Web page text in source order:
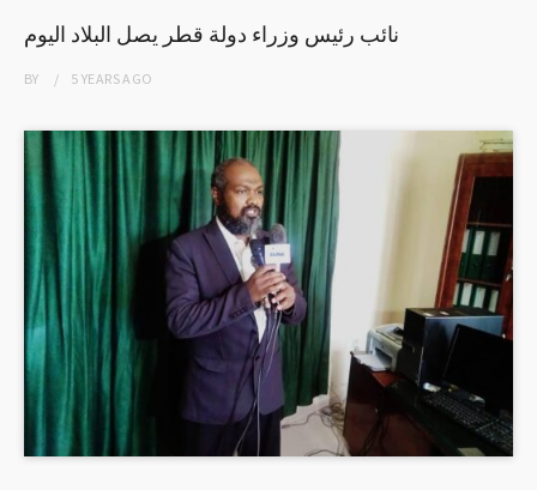
نائب رئيس وزراء دولة قطر يصل البلاد اليوم
BY 5 YEARSAGO